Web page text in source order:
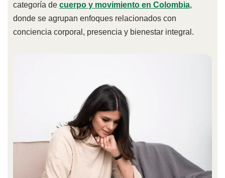
categoría de cuerpo y movimiento en Colombia,
donde se agrupan enfoques relacionados con
conciencia corporal, presencia y bienestar integral.